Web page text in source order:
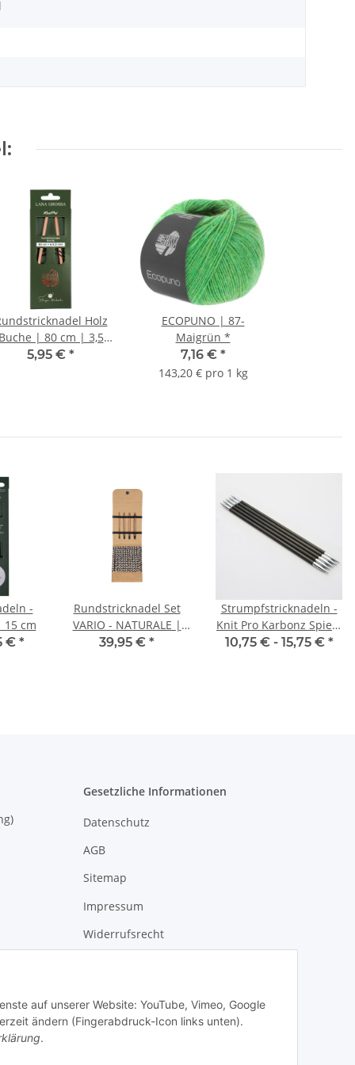
auf unserer Website: YouTube, Vimeo, Google
ändern (Fingerabdruck-Icon links unten).
.
Holz
| 80 cm | 3,5
mm
5,95 € *
ECOPUNO | 87-
Maigrün *
7,16 € *
143,20 € pro 1 kg
-
18 | 15 cm
€ *
Rundstricknadel Set
VARIO - NATURALE |
klein | Alcantara
39,95 € *
Strumpfstricknadeln -
Knit Pro Karbonz Spiele
| 15 cm
10,75 € - 15,75 € *
Gesetzliche Informationen
Datenschutz
AGB
Sitemap
Impressum
Widerrufsrecht